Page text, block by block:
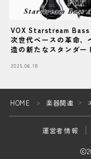
VOX Starstream
次世代ベースの革命、
造の新たなスタンダー
2025.06.18
HOME ＞ 楽器関連 ＞
運営者情報